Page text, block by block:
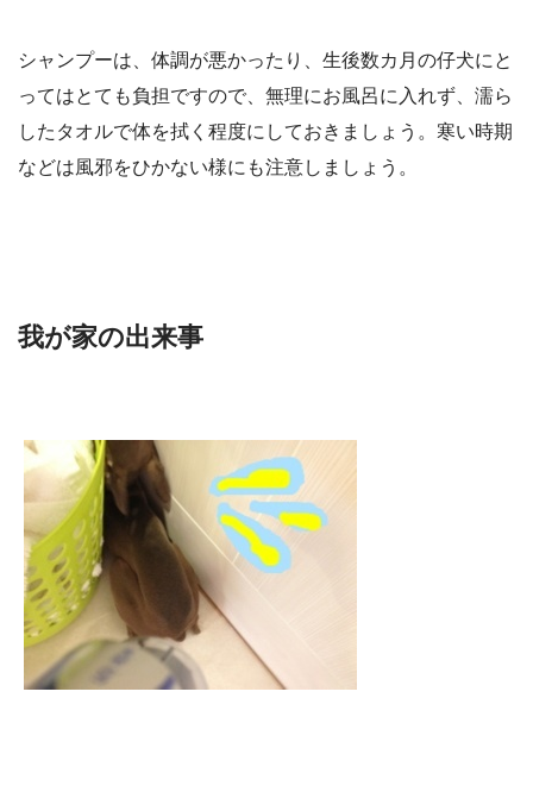
シャンプーは、体調が悪かったり、生後数カ月の仔犬にと
ってはとても負担ですので、無理にお風呂に入れず、濡ら
したタオルで体を拭く程度にしておきましょう。寒い時期
などは風邪をひかない様にも注意しましょう​​。
我が家の出来事